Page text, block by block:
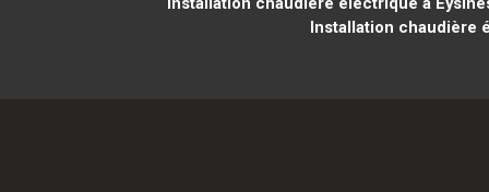
Installation chaudière